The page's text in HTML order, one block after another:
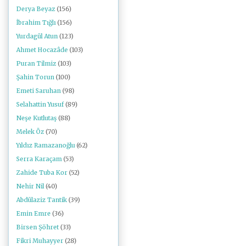
Derya Beyaz (156)
İbrahim Tığlı (156)
Yurdagül Atun (123)
Ahmet Hocazâde (103)
Puran Tilmiz (103)
Şahin Torun (100)
Emeti Saruhan (98)
Selahattin Yusuf (89)
Neşe Kutlutaş (88)
Melek Öz (70)
Yıldız Ramazanoğlu (62)
Serra Karaçam (53)
Zahide Tuba Kor (52)
Nehir Nil (40)
Abdülaziz Tantik (39)
Emin Emre (36)
Birsen Şöhret (33)
Fikri Muhayyer (28)